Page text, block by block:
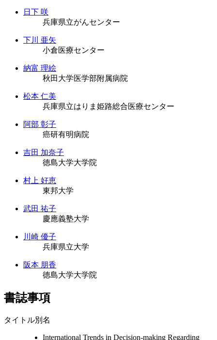
日下 咲
兵庫県立がんセンター
下川 亜矢
小倉医療センター
納富 理絵
秋田大学医学部附属病院
松本 仁美
兵庫県立はりま姫路総合医療センター
阿部 彰子
癌研有明病院
吉田 加奈子
徳島大学大学院
村上 好恵
東邦大学
武田 祐子
慶應義塾大学
川崎 優子
兵庫県立大学
阪本 朋香
徳島大学大学院
書誌事項
タイトル別名
International Trends in Decision-making Regarding